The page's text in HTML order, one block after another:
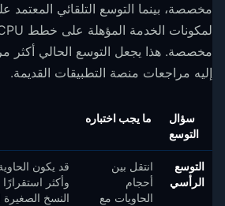
مخصصة، بينما التوسع التلقائي
مخصصة. هذا يجعل التوسع الحالي أكثر
إليه مراجعات منصة التطبيقات القديمة.
سؤال
التوسع
ما يجب اختباره
التوسع
الرأسي
انتقل بين
أحجام
الحاويات مع
قد يكون
وأكثر
النسخ الصغيرة